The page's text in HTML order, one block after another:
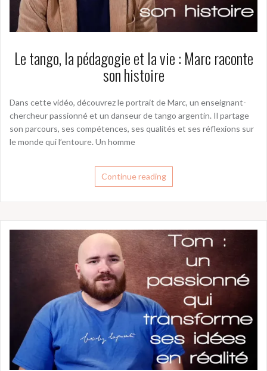
Le tango, la pédagogie et la vie : Marc raconte
son histoire
Dans cette vidéo, découvrez le portrait de Marc, un enseignant-
chercheur passionné et un danseur de tango argentin. Il partage
son parcours, ses compétences, ses qualités et ses réflexions sur
le monde qui l’entoure. Un homme
Continue reading